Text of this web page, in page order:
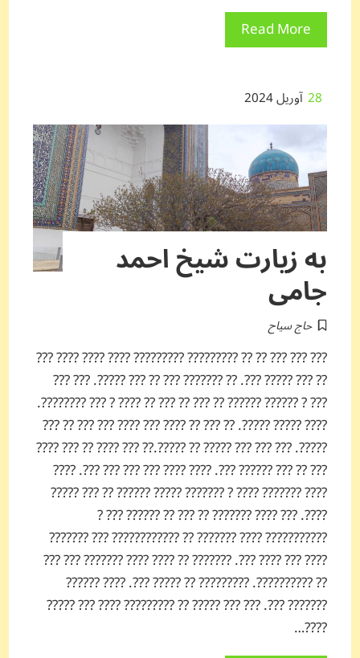
Read More
28آوریل 2024
به زیارت شیخ احمد
جامی
حاج سیاح
??? ??? ??? ?? ?? ????????? ????????? ???? ???? ???? ???
?? ??? ????? ???. ?? ??????? ??? ?? ??? ?????. ??? ???
??? ? ?????? ?????? ?? ??? ?? ??? ?? ???? ? ??? ????????.
???? ????? ?????. ?? ??? ?? ???? ??? ???? ??? ??? ?? ???
?????. ??? ??? ??? ????? ?? ?????.?? ??? ???? ?? ??? ????
??? ?? ??? ?????? ???. ???? ???? ??? ??? ??? ???. ????
???? ??????? ???? ? ??????? ????? ?????? ?? ??? ?????
????. ??? ???? ??????? ?? ??? ?? ?????? ??? ?
??????????? ???? ??????? ?? ???????????? ??? ???????
???? ??? ???? ???. ??????? ?? ???? ???? ??????? ??? ???
?? ??????????. ????????? ?? ????? ???. ???? ??????
??????? ???. ??? ??? ????? ?? ????????? ???? ??? ?????
????…